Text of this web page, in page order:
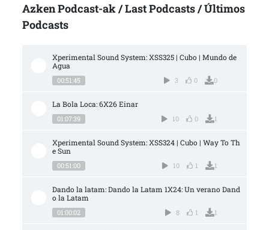
Azken Podcast-ak / Last Podcasts / Últimos
Podcasts
Xperimental Sound System: XSS325 | Cubo | Mundo de
Agua
00:51:45 3 0 0
La Bola Loca: 6X26 Einar
01:07:39 10 0 1
Xperimental Sound System: XSS324 | Cubo | Way To Th
e Sun
00:51:00 10 1 1
Dando la latam: Dando la Latam 1X24: Un verano Dand
o la Latam
01:00:02 8 1 1